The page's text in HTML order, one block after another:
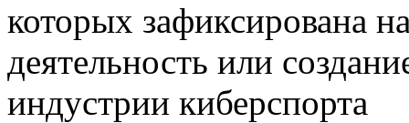
которых зафиксирована
деятельность или
индустрии киберспорта